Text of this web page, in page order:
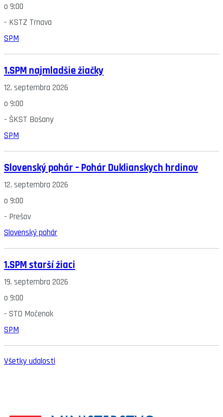
o 9:00
- KSTZ Trnava
SPM
1.SPM najmladšie žiačky
12. septembra 2026
o 9:00
- ŠKST Bošany
SPM
Slovenský pohár – Pohár Duklianskych hrdinov
12. septembra 2026
o 9:00
- Prešov
Slovenský pohár
1.SPM starší žiaci
19. septembra 2026
o 9:00
- STO Močenok
SPM
Všetky udalosti